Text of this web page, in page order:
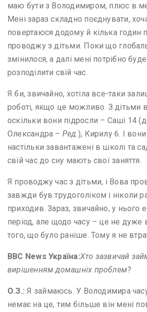
маю бути з Володимиром, плюс в
Мені зараз складно поєднувати,
повертаюся додому й кілька годин
проводжу з дітьми. Поки що
змінилося, а далі мені потрібно
розподілити свій час.
Я би, звичайно, хотіла все-таки
роботі, якщо це можливо. З дітьми
оскільки вони підросли – Саші 14
Олександра – Ред. ), Кирилу 6. І
настільки завантажені в школі та
свій час до сну мають свої заняття.
Я проводжу час з дітьми, і Вова
завжди був трудоголіком і ніколи
приходив. Зараз, звичайно, у нього
період, але щодо часу – це не дуже
того, що було раніше. Тому я не
BBC NewsУкраїна:Хто зазвичай
вирішенням домашніх проблем?
О.З.: Я займаюсь. У Володимира
немає на це, тим більше він мені